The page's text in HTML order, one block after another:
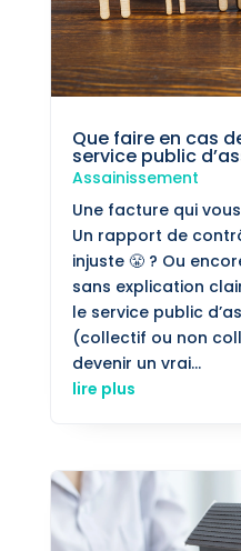
Que faire en cas
service public
Assainissement
Une facture qui
Un rapport de
injuste 😤 ? Ou
sans explication
le service public
(collectif ou non
devenir un vrai...
lire plus